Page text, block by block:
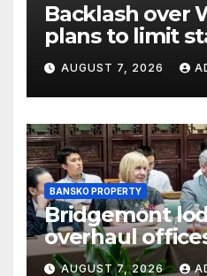
Backlash over
plans to limit
Soho and West
AUGUST 7, 2026
BANSKO PROPERTY
Bridgemont
overhaul
London’s
AUGUST 7, 2026